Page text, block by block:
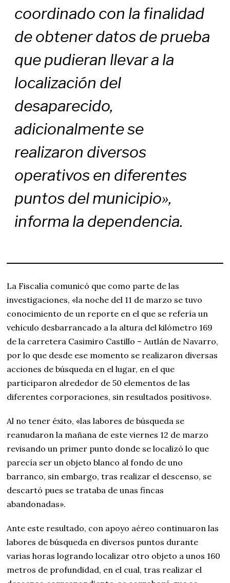
coordinado con la finalidad
de obtener datos de prueba
que pudieran llevar a la
localización del
desaparecido,
adicionalmente se
realizaron diversos
operativos en diferentes
puntos del municipio»,
informa la dependencia.
La Fiscalía comunicó que como parte de las
investigaciones, «la noche del 11 de marzo se tuvo
conocimiento de un reporte en el que se refería un
vehículo desbarrancado a la altura del kilómetro 169
de la carretera Casimiro Castillo – Autlán de Navarro,
por lo que desde ese momento se realizaron diversas
acciones de búsqueda en el lugar, en el que
participaron alrededor de 50 elementos de las
diferentes corporaciones, sin resultados positivos».
Al no tener éxito, «las labores de búsqueda se
reanudaron la mañana de este viernes 12 de marzo
revisando un primer punto donde se localizó lo que
parecía ser un objeto blanco al fondo de uno
barranco, sin embargo, tras realizar el descenso, se
descartó pues se trataba de unas fincas
abandonadas».
Ante este resultado, con apoyo aéreo continuaron las
labores de búsqueda en diversos puntos durante
varias horas logrando localizar otro objeto a unos 160
metros de profundidad, en el cual, tras realizar el